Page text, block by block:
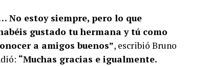
No estoy siempre, pero lo que
gustado tu hermana y tú como
a amigos buenos”, escribió Bruno
“Muchas gracias e igualmente.